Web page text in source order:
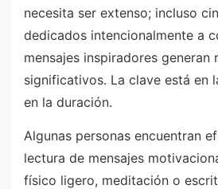
necesita ser extenso; incluso
dedicados intencionalmente a
mensajes inspiradores generan
significativos. La clave está en
en la duración.
Algunas personas encuentran
lectura de mensajes
físico ligero, meditación o